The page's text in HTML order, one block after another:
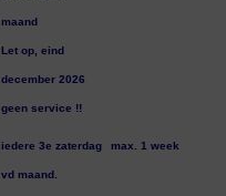
maand
Let op, eind
december 2026
geen service !!
iedere 3e zaterdag
vd maand.
max. 1 week